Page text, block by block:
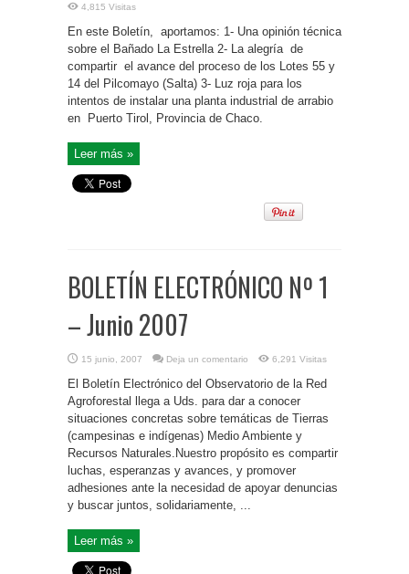
4,815 Visitas
En este Boletín, aportamos: 1- Una opinión técnica
sobre el Bañado La Estrella 2- La alegría de
compartir el avance del proceso de los Lotes 55 y
14 del Pilcomayo (Salta) 3- Luz roja para los
intentos de instalar una planta industrial de arrabio
en Puerto Tirol, Provincia de Chaco.
Leer más »
BOLETÍN ELECTRÓNICO Nº 1
– Junio 2007
15 junio, 2007 Deja un comentario 6,291 Visitas
El Boletín Electrónico del Observatorio de la Red
Agroforestal llega a Uds. para dar a conocer
situaciones concretas sobre temáticas de Tierras
(campesinas e indígenas) Medio Ambiente y
Recursos Naturales.Nuestro propósito es compartir
luchas, esperanzas y avances, y promover
adhesiones ante la necesidad de apoyar denuncias
y buscar juntos, solidariamente, ...
Leer más »